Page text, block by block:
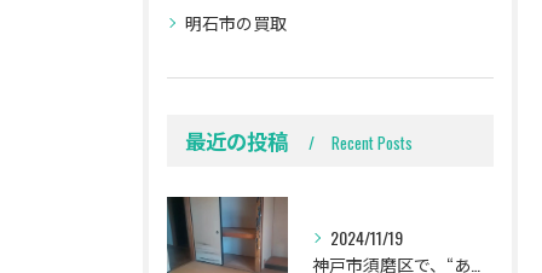
明石市の買取
最近の投稿 Recent Posts
2024/11/19